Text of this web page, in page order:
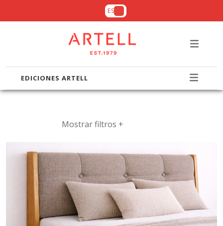
ES
EDICIONES ARTELL
Mostrar filtros +